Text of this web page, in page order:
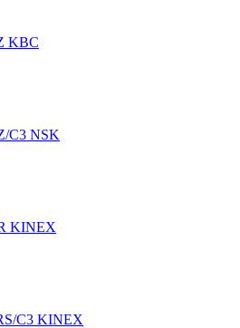
KBC
C3 NSK
KINEX
C3 KINEX